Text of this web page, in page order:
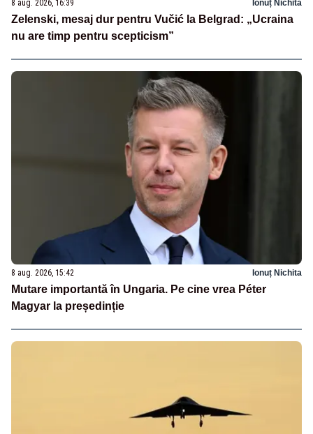
8 aug. 2026, 16:39 Ionuț Nichita
Zelenski, mesaj dur pentru Vučić la Belgrad: „Ucraina
nu are timp pentru scepticism”
8 aug. 2026, 15:42 Ionuț Nichita
Mutare importantă în Ungaria. Pe cine vrea Péter
Magyar la președinție